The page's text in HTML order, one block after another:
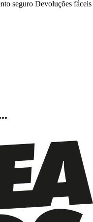
seguro Devoluções fáceis